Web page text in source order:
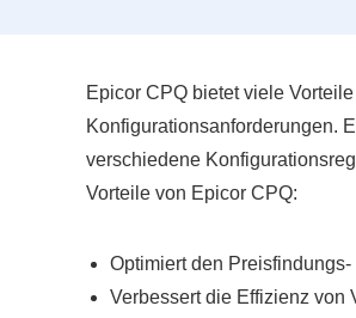
Epicor CPQ bietet viele
Konfigurationsanforderungen.
verschiedene
Vorteile von Epicor CPQ:
Optimiert den
Verbessert die Effizienz von